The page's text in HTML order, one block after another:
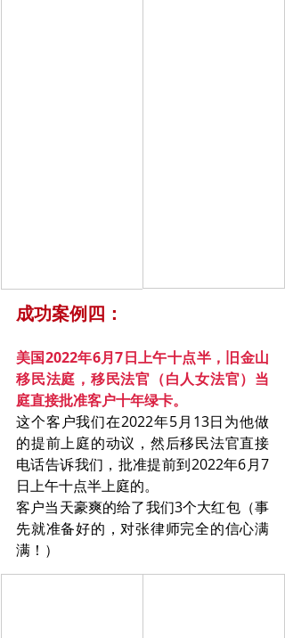
成功案例四：
美国2022年6月7日上午十点半，旧金山
移民法庭，移民法官（白人女法官）当
庭直接批准客户十年绿卡。
这个客户我们在2022年5月13日为他做
的提前上庭的动议，然后移民法官直接
电话告诉我们，批准提前到2022年6月7
日上午十点半上庭的。
客户当天豪爽的给了我们3个大红包（事
先就准备好的，对张律师完全的信心满
满！）